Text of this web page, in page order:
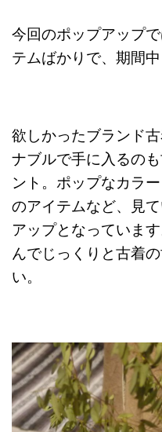
今回のポップアップ
テムばかりで、期間
欲しかったブランド
ナブルで手に入るの
ント。ポップなカラ
のアイテムなど、見
アップとなっていま
んでじっくりと古着
い。